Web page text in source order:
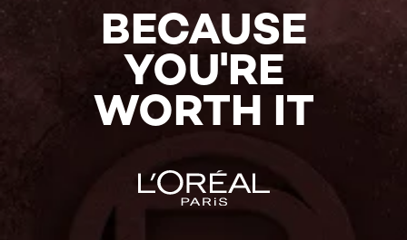
BECAUSE
YOU'RE
WORTH IT